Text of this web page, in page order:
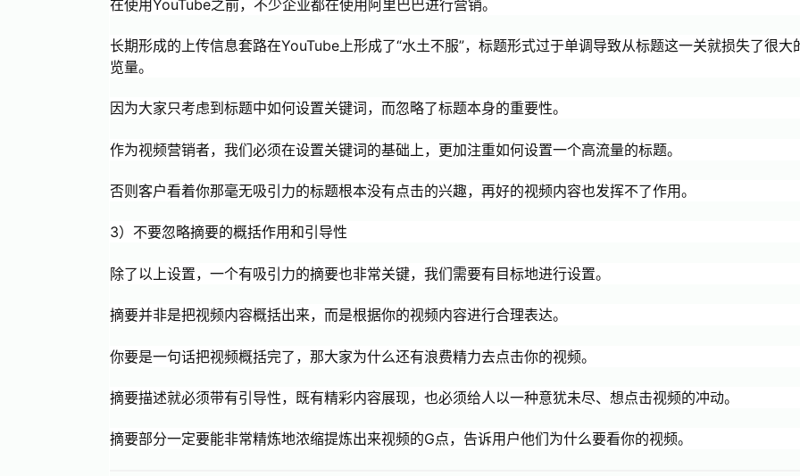
在使用YouTube之前，不少企业都在使用阿里巴巴进行营销。
长期形成的上传信息套路在YouTube上形成了“水土不服”，标题形式过于单调导致从标题这一关就损失了很大
览量。
因为大家只考虑到标题中如何设置关键词，而忽略了标题本身的重要性。
作为视频营销者，我们必须在设置关键词的基础上，更加注重如何设置一个高流量的标题。
否则客户看着你那毫无吸引力的标题根本没有点击的兴趣，再好的视频内容也发挥不了作用。
3）不要忽略摘要的概括作用和引导性
除了以上设置，一个有吸引力的摘要也非常关键，我们需要有目标地进行设置。
摘要并非是把视频内容概括出来，而是根据你的视频内容进行合理表达。
你要是一句话把视频概括完了，那大家为什么还有浪费精力去点击你的视频。
摘要描述就必须带有引导性，既有精彩内容展现，也必须给人以一种意犹未尽、想点击视频的冲动。
摘要部分一定要能非常精炼地浓缩提炼出来视频的G点，告诉用户他们为什么要看你的视频。